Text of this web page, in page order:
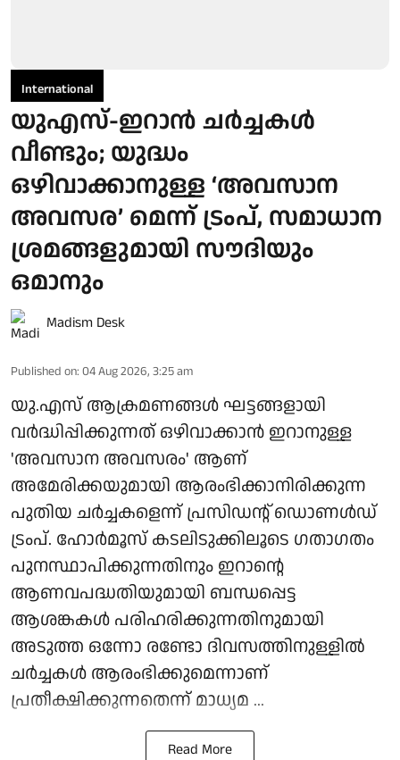
International
യുഎസ്-ഇറാൻ ചർച്ചകൾ
വീണ്ടും; യുദ്ധം
ഒഴിവാക്കാനുള്ള ‘അവസാന
അവസര’ മെന്ന് ട്രംപ്, സമാധാന
ശ്രമങ്ങളുമായി സൗദിയും
ഒമാനും
Madism Desk
Published on: 04 Aug 2026, 3:25 am
യു.എസ് ആക്രമണങ്ങള്‍ ഘട്ടങ്ങളായി
വര്‍ദ്ധിപ്പിക്കുന്നത് ഒഴിവാക്കാന്‍ ഇറാനുള്ള
'അവസാന അവസരം' ആണ്
അമേരിക്കയുമായി ആരംഭിക്കാനിരിക്കുന്ന
പുതിയ ചര്‍ച്ചകളെന്ന് പ്രസിഡന്റ് ഡൊണള്‍ഡ്
ട്രംപ്. ഹോര്‍മൂസ് കടലിടുക്കിലൂടെ ഗതാഗതം
പുനസ്ഥാപിക്കുന്നതിനും ഇറാന്റെ
ആണവപദ്ധതിയുമായി ബന്ധപ്പെട്ട
ആശങ്കകള്‍ പരിഹരിക്കുന്നതിനുമായി
അടുത്ത ഒന്നോ രണ്ടോ ദിവസത്തിനുള്ളില്‍
ചര്‍ച്ചകള്‍ ആരംഭിക്കുമെന്നാണ്
പ്രതീക്ഷിക്കുന്നതെന്ന് മാധ്യമ ...
Read More